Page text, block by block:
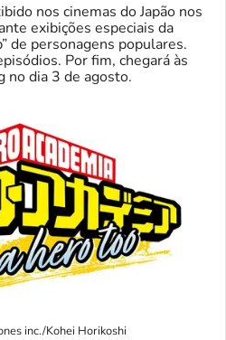
nos cinemas do Japão nos
exibições especiais da
de personagens populares.
Por fim, chegará às
no dia 3 de agosto.
inc./Kohei Horikoshi